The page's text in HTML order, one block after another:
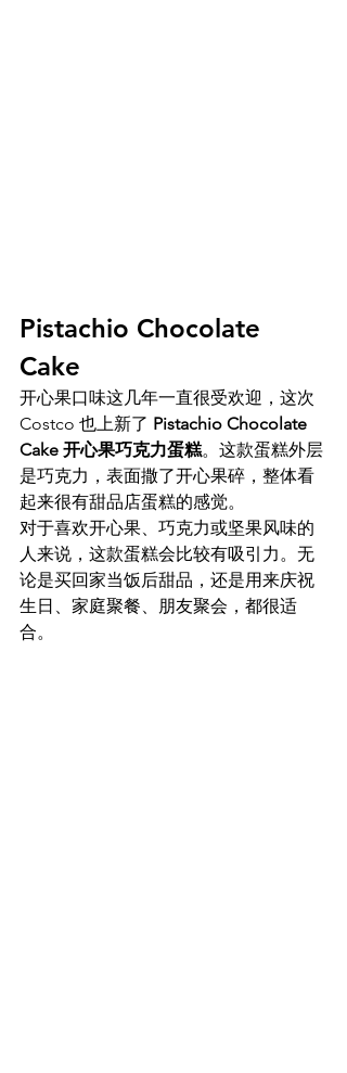
Pistachio Chocolate
Cake
开心果口味这几年一直很受欢迎，这次
Costco 也上新了 Pistachio Chocolate
Cake 开心果巧克力蛋糕。这款蛋糕外层
是巧克力，表面撒了开心果碎，整体看
起来很有甜品店蛋糕的感觉。
对于喜欢开心果、巧克力或坚果风味的
人来说，这款蛋糕会比较有吸引力。无
论是买回家当饭后甜品，还是用来庆祝
生日、家庭聚餐、朋友聚会，都很适
合。